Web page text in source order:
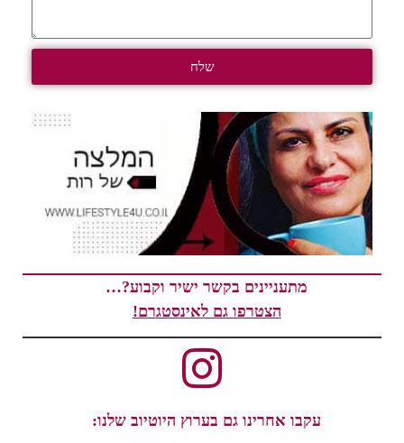
שלח
מתעניינים בקשר ישיר וקבוע?…
הצטרפו גם לאינסטגרם!
עקבו אחרינו גם בערוץ היוטיוב שלנו: